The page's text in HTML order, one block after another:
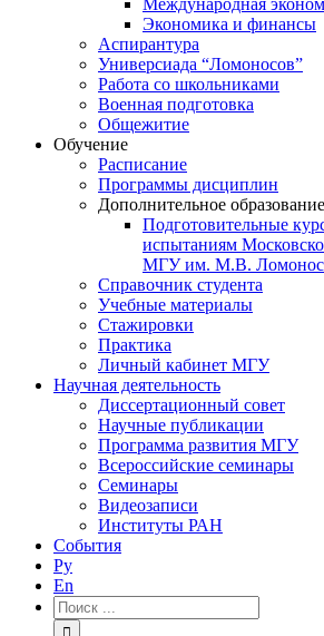
Международная
Экономика и финансы
Аспирантура
Универсиада “Ломоносов”
Работа со школьниками
Военная подготовка
Общежитие
Обучение
Расписание
Программы дисциплин
Дополнительное образование
Подготовительные
испытаниям
МГУ им. М.В.
Справочник студента
Учебные материалы
Стажировки
Практика
Личный кабинет МГУ
Научная деятельность
Диссертационный совет
Научные публикации
Программа развития МГУ
Всероссийские семинары
Семинары
Видеозаписи
Институты РАН
События
Ру
En
Результат
поиска: